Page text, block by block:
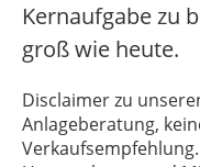
Kernaufgabe zu
groß wie heute.
Disclaimer zu
Anlageberatung,